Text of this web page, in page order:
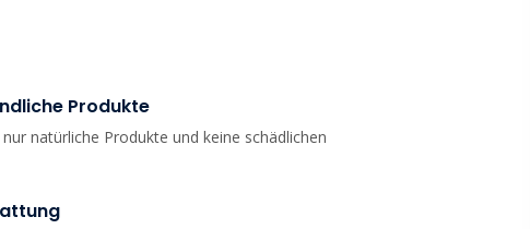
Produkte
natürliche Produkte und keine schädlichen